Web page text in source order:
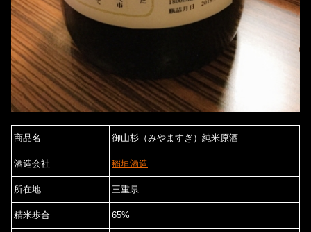
商品名 御山杉（みやますぎ）純米原酒
酒造会社 稲垣酒造
所在地 三重県
精米歩合 65%